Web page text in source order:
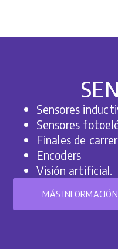
Sensores
Sensores
Finales de
Encoders
Visión artificial.
MÁS INFORMACIÓN